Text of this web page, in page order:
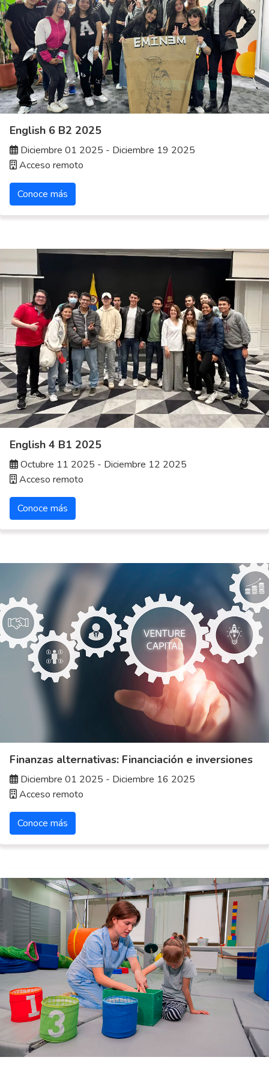
English 6 B2 2025
Diciembre 01 2025 - Diciembre 19 2025
Acceso remoto
Conoce más
English 4 B1 2025
Octubre 11 2025 - Diciembre 12 2025
Acceso remoto
Conoce más
Finanzas alternativas: Financiación e inversiones
Diciembre 01 2025 - Diciembre 16 2025
Acceso remoto
Conoce más